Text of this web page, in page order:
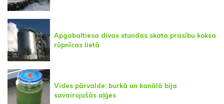
Apgabaltiesa divas stundas skata prasību koksa
rūpnīcas lietā
Vides pārvalde: burkā un kanālā bija
savairojušās aļģes